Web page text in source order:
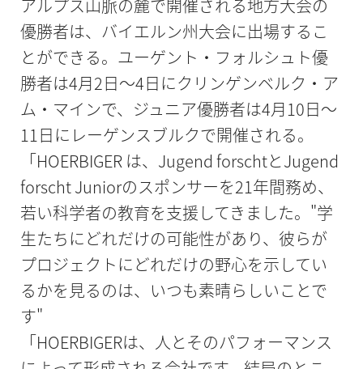
アルプス山脈の麓で開催される地方大会の
優勝者は、バイエルン州大会に出場するこ
とができる。ユーゲント・フォルシュト優
勝者は4月2日～4日にクリンゲンベルク・ア
ム・マインで、ジュニア優勝者は4月10日～
11日にレーゲンスブルクで開催される。
「HOERBIGER は、Jugend forschtとJugend
forscht Juniorのスポンサーを21年間務め、
若い科学者の教育を支援してきました。"学
生たちにどれだけの可能性があり、彼らが
プロジェクトにどれだけの野心を示してい
るかを見るのは、いつも素晴らしいことで
す"
「HOERBIGERは、人とそのパフォーマンス